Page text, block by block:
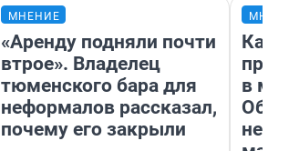
МНЕНИЕ
«Аренду подняли почти
втрое». Владелец
тюменского бара для
неформалов рассказал,
почему его закрыли
в